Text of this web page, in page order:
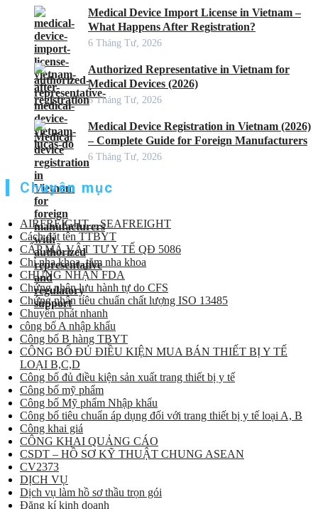
Medical Device Import License in Vietnam –
What Happens After Registration?
6 Tháng Tư, 2026
Authorized Representative in Vietnam for
Medical Devices (2026)
6 Tháng Tư, 2026
Medical Device Registration in Vietnam (2026)
– Complete Guide for Foreign Manufacturers
6 Tháng Tư, 2026
Chuyên mục
AIRFREIGHT – SEAFREIGHT
Cách đặt tên TTBYT
CẤP MÃ VẬT TƯ Y TẾ QĐ 5086
Chỉ nha khoa, tăm nha khoa
CHỨNG NHẬN FDA
Chứng nhận lưu hành tự do CFS
Chứng nhận tiêu chuẩn chất lượng ISO 13485
Chuyển phát nhanh
công bố A nhập khẩu
Công bố B hàng TBYT
CÔNG BỐ ĐỦ ĐIỀU KIỆN MUA BÁN THIẾT BỊ Y TẾ
LOẠI B,C,D
Công bố đủ điều kiện sản xuất trang thiết bị y tế
Công bố mỹ phẩm
Công bố Mỹ phẩm Nhập khẩu
Công bố tiêu chuẩn áp dụng đối với trang thiết bị y tế loại A, B
Công khai giá
CÔNG KHAI QUẢNG CÁO
CSDT – HỒ SƠ KỸ THUẬT CHUNG ASEAN
CV2373
DỊCH VỤ
Dịch vụ làm hồ sơ thầu trọn gói
Đăng kí kinh doanh